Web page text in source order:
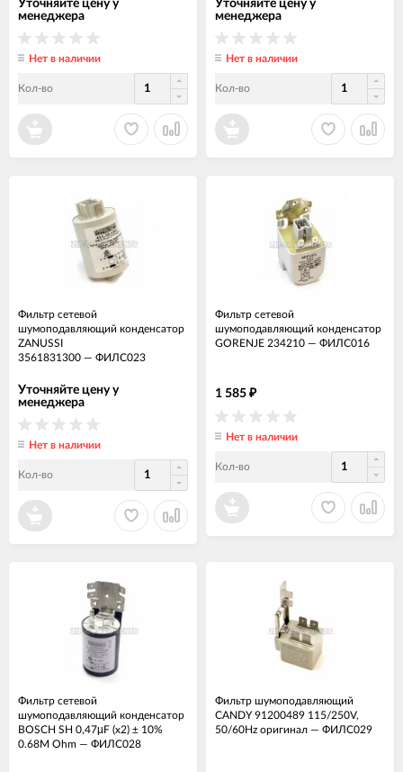
Уточняйте цену у
менеджера
Нет в наличии
Кол-во
Уточняйте цену у
менеджера
Нет в наличии
Кол-во
Фильтр сетевой
шумоподавляющий конденсатор
ZANUSSI
3561831300 — ФИЛС023
Уточняйте цену у
менеджера
Нет в наличии
Кол-во
Фильтр сетевой
шумоподавляющий конденсатор
GORENJE 234210 — ФИЛС016
1 585 ₽
Нет в наличии
Кол-во
Фильтр сетевой
шумоподавляющий конденсатор
BOSCH SH 0,47µF (x2) ± 10%
0.68M Ohm — ФИЛС028
Фильтр шумоподавляющий
CANDY 91200489 115/250V,
50/60Hz оригинал — ФИЛС029